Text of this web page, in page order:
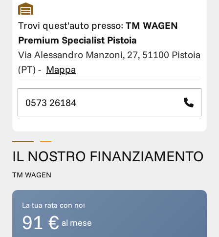
Trovi quest'auto presso: TM WAGEN
Premium Specialist Pistoia
Via Alessandro Manzoni, 27, 51100 Pistoia
(PT) - Mappa
0573 26184
IL NOSTRO FINANZIAMENTO
TM WAGEN
La tua rata con noi
91 € al mese